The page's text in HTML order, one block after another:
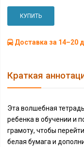
КУПИТЬ
Доставка за 14–20
Краткая
Эта волшебная
ребенка в обучении и
грамоту, чтобы
белая бумага и